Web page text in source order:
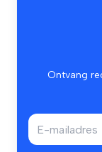
Ontvang